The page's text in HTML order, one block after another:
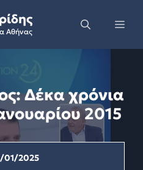
Αθήνας
Δέκα χρόνια
2015
01/2025